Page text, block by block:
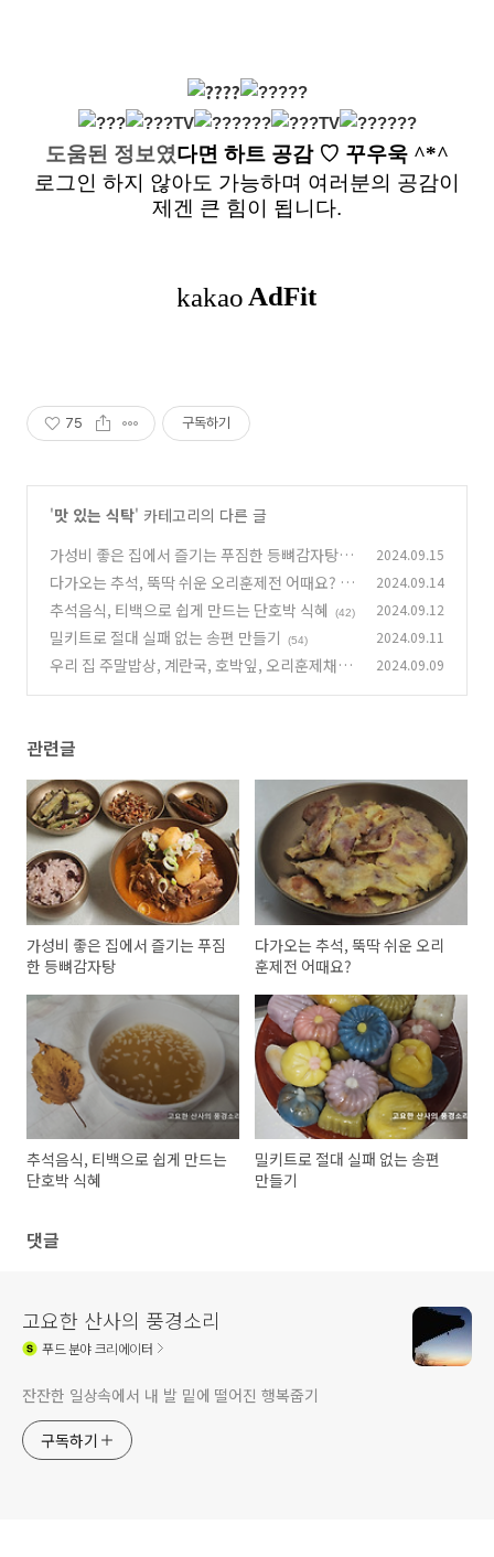
도움된 정보였다면 하트 공감 ♡ 꾸우욱 ^*^
로그인 하지 않아도 가능하며 여러분의 공감이
제겐 큰 힘이 됩니다.
75 구독하기
'맛 있는 식탁' 카테고리의 다른 글
가성비 좋은 집에서 즐기는 푸짐한 등뼈감자탕
(3
6)
2024.09.15
다가오는 추석, 뚝딱 쉬운 오리훈제전 어때요?
(4
1)
2024.09.14
추석음식, 티백으로 쉽게 만드는 단호박 식혜 (42) 2024.09.12
밀키트로 절대 실패 없는 송편 만들기 (54) 2024.09.11
우리 집 주말밥상, 계란국, 호박잎, 오리훈제채소
2024.09.09
관련글
가성비 좋은 집에서 즐기는 푸짐
한 등뼈감자탕
다가오는 추석, 뚝딱 쉬운 오리
훈제전 어때요?
추석음식, 티백으로 쉽게 만드는
단호박 식혜
밀키트로 절대 실패 없는 송편
만들기
댓글
고요한 산사의 풍경소리
푸드분야 크리에이터
잔잔한 일상속에서 내 발 밑에 떨어진 행복줍기
구독하기